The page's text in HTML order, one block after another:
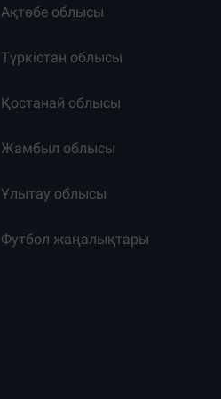
Ақтөбе облысы
Түркістан облысы
Қостанай облысы
Жамбыл облысы
Ұлытау облысы
Футбол жаңалықтары